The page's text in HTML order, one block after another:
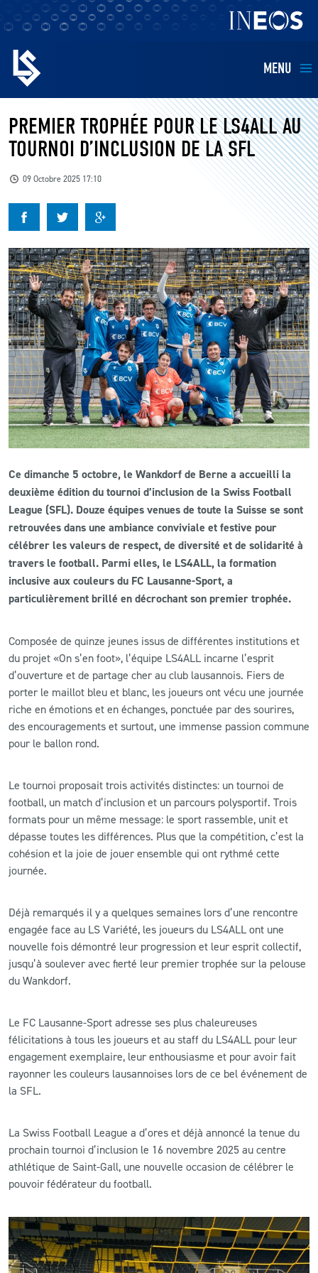
MENU
EQUIPES
BILLETTERIE
KIDS
BUSINESS
RESTAURATION
CLUB
CONTACT
ACTUALITÉS
LS ACADEMY CAMPS
MATCH DES CELEBRITES
PRESSE ET MEDIAS
PREMIER TROPHÉE POUR LE LS4ALL AU
TOURNOI D’INCLUSION DE LA SFL
09 Octobre 2025 17:10
Ce dimanche 5 octobre, le Wankdorf de Berne a accueilli la
deuxième édition du tournoi d’inclusion de la Swiss Football
League (SFL). Douze équipes venues de toute la Suisse se sont
retrouvées dans une ambiance conviviale et festive pour
célébrer les valeurs de respect, de diversité et de solidarité à
travers le football. Parmi elles, le LS4ALL, la formation
inclusive aux couleurs du FC Lausanne-Sport, a
particulièrement brillé en décrochant son premier trophée.
Composée de quinze jeunes issus de différentes institutions et
du projet «On s’en foot», l’équipe LS4ALL incarne l’esprit
d’ouverture et de partage cher au club lausannois. Fiers de
porter le maillot bleu et blanc, les joueurs ont vécu une journée
riche en émotions et en échanges, ponctuée par des sourires,
des encouragements et surtout, une immense passion commune
pour le ballon rond.
Le tournoi proposait trois activités distinctes: un tournoi de
football, un match d’inclusion et un parcours polysportif. Trois
formats pour un même message: le sport rassemble, unit et
dépasse toutes les différences. Plus que la compétition, c’est la
cohésion et la joie de jouer ensemble qui ont rythmé cette
journée.
Déjà remarqués il y a quelques semaines lors d’une rencontre
engagée face au LS Variété, les joueurs du LS4ALL ont une
nouvelle fois démontré leur progression et leur esprit collectif,
jusqu’à soulever avec fierté leur premier trophée sur la pelouse
du Wankdorf.
Le FC Lausanne-Sport adresse ses plus chaleureuses
félicitations à tous les joueurs et au staff du LS4ALL pour leur
engagement exemplaire, leur enthousiasme et pour avoir fait
rayonner les couleurs lausannoises lors de ce bel événement de
la SFL.
La Swiss Football League a d’ores et déjà annoncé la tenue du
prochain tournoi d’inclusion le 16 novembre 2025 au centre
athlétique de Saint-Gall, une nouvelle occasion de célébrer le
pouvoir fédérateur du football.